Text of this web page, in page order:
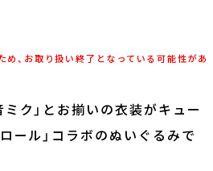
、お取り扱い終了となっている可能性があ
ク」とお揃いの衣装がキュー
ール」コラボのぬいぐるみで